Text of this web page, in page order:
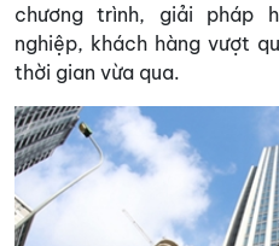
chương trình, giải pháp
nghiệp, khách hàng vượt
thời gian vừa qua.